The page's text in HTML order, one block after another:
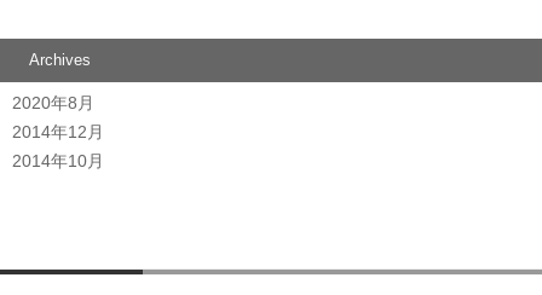
Archives
2020年8月
2014年12月
2014年10月